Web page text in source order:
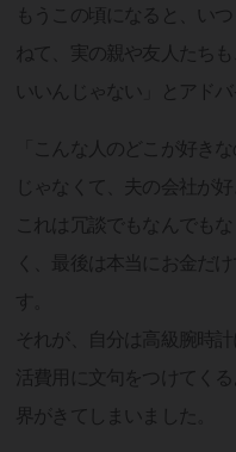
もうこの頃になると、い
ねて、実の親や友人たち
いいんじゃない」とアド
「こんな人のどこが好き
じゃなくて、夫の会社が
これは冗談でもなんでも
く、最後は本当にお金だ
す。
それが、自分は高級腕時
活費用に文句をつけてく
界がきてしまいました。